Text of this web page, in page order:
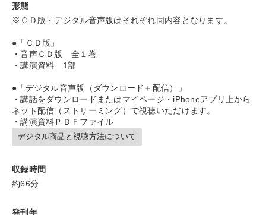
財務・数字力の向上
キーワード
※「更新」を押すと「カテゴリー」「目的別」「キーワード」を更新いただけます。
形態
※ＣＤ版・デジタル音声版はそれぞれ同内容となります。
●「ＣＤ版」
・音声ＣＤ版 全１巻
・講演資料 1部
●「デジタル音声版（ダウンロード＋配信）」
・講話をダウンロードまたはマイページ・iPhoneアプリ上から
ネット配信（ストリーミング）で視聴いただけます。
・講演資料ＰＤＦファイル
デジタル商品と視聴方法について
収録時間
約66分
発刊年